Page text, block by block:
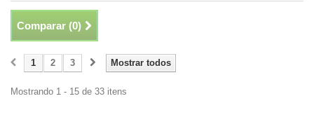
Comparar (0)
Mostrar todos
1 2 3
Mostrando 1 - 15 de 33 itens